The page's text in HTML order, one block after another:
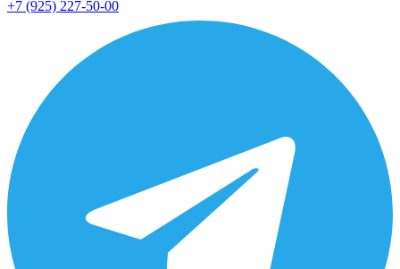
+7 (925) 227-50-00